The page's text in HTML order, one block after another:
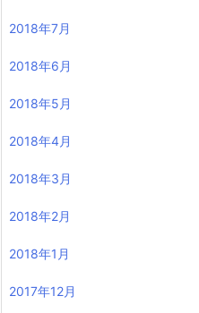
2018年7月
2018年6月
2018年5月
2018年4月
2018年3月
2018年2月
2018年1月
2017年12月